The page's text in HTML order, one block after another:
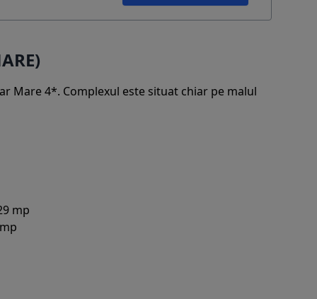
Mare 4*. Complexul este situat chiar pe malul
mp